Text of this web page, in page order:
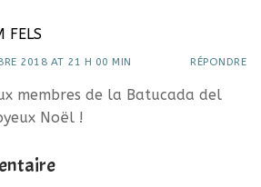
FELS
2018 AT 21 H 00 MIN RÉPONDRE
membres de la Batucada del
Noël !